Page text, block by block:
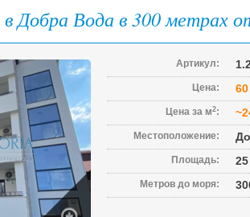
Добра Вода в 300 метрах
Артикул:
Цена:
Цена за м2:
Местоположение:
Площадь:
Метров до моря: